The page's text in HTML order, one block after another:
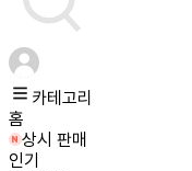
카테고리
홈
상시 판매
인기